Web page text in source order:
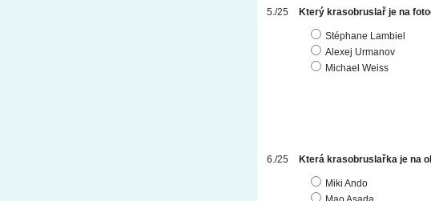
Který krasobruslař je na
Stéphane Lambiel
Alexej Urmanov
Michael Weiss
Která krasobruslařka je na
Miki Ando